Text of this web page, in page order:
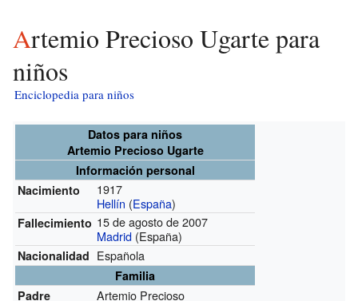
Artemio Precioso Ugarte para
niños
Enciclopedia para niños
Datos para niños
Artemio Precioso Ugarte
Información personal
Nacimiento
1917
Hellín (España)
Fallecimiento 15 de agosto de 2007
Madrid (España)
Nacionalidad Española
Familia
Padre
Artemio Precioso